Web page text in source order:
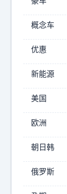
么
确
实
战
略
震
慑
2026-
07-
28
10:53
赫
兹
室
实
概念车
优惠
新能源
美国
欧洲
朝日韩
俄罗斯